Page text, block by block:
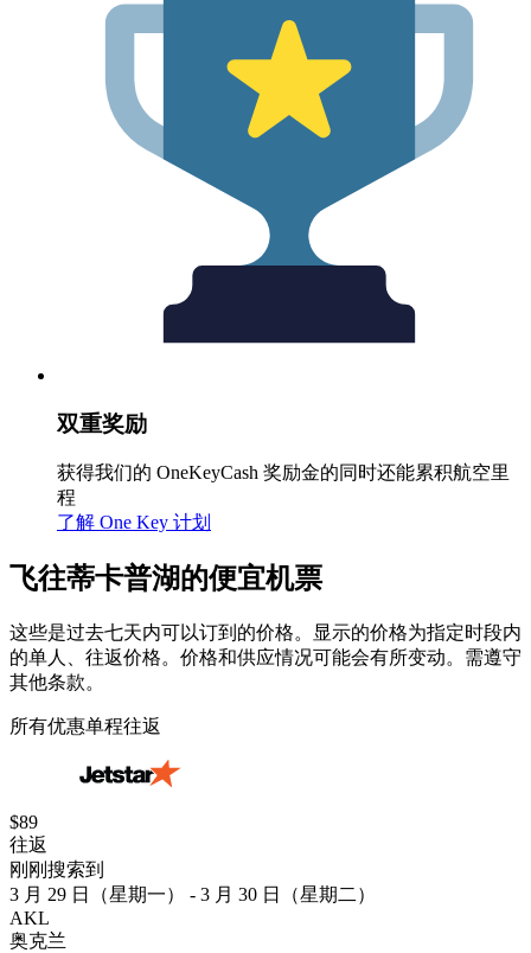
双重奖励
获得我们的 OneKeyCash 奖励金的同时还能累积航空里
程
了解 One Key 计划
飞往蒂卡普湖的便宜机票
这些是过去七天内可以订到的价格。显示的价格为指定时段内
的单人、往返价格。价格和供应情况可能会有所变动。需遵守
其他条款。
所有优惠单程往返
$89
往返
刚刚搜索到
3 月 29 日（星期一） - 3 月 30 日（星期二）
AKL
奥克兰